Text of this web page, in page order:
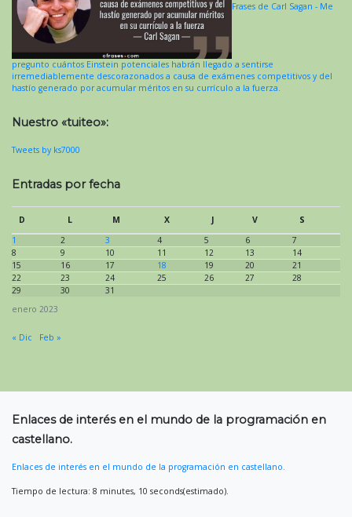
Frases de Carl Sagan - Me
pregunto cuántos Einstein potenciales habrán llegado a sentirse
irremediablemente descorazonados a causa de exámenes competitivos y del
hastío generado por acumular méritos en su currículo a la fuerza.
Nuestro «tuiteo»:
Tweets by ks7000
Entradas por fecha
enero 2023
D L M X J V
S
1
2 3 4 5 6
7
8
9 10 11 12 13
14
15
16 17 18 19 20
21
22
23 24 25 26 27
28
29
30 31
« Dic Feb »
Enlaces de interés en el mundo de la programación en
castellano.
Enlaces de interés en el mundo de la programación en castellano.
Tiempo de lectura: 8 minutes, 10 seconds(estimado).